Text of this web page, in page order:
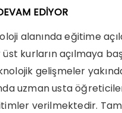
EDİYOR
alanında eğitime
kurların açılmaya
gelişmeler
uzman usta
verilmektedir.